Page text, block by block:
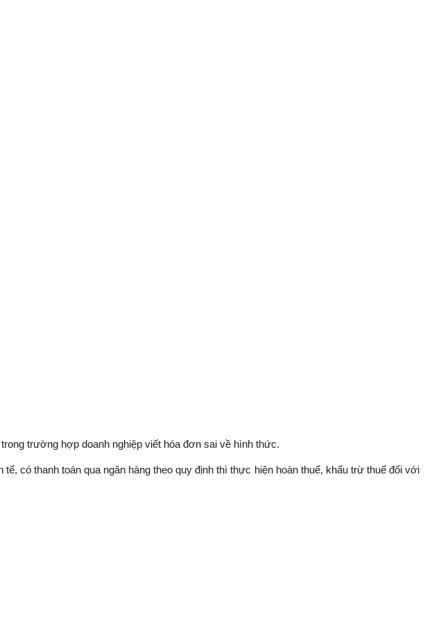
trường hợp doanh nghiệp viết hóa đơn sai về hình thức.
có thanh toán qua ngân hàng theo quy định thì thực hiện hoàn thuế, khấu trừ thuế đối với